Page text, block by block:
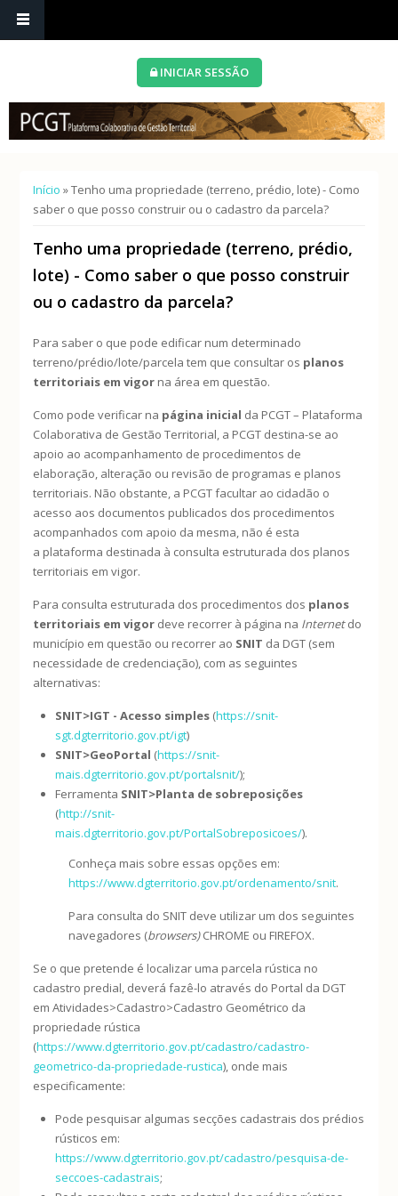
INICIAR SESSÃO
Está aqui
Início » Tenho uma propriedade (terreno, prédio, lote) - Como
saber o que posso construir ou o cadastro da parcela?
Tenho uma propriedade (terreno, prédio,
lote) - Como saber o que posso construir
ou o cadastro da parcela?
Para saber o que pode edificar num determinado
terreno/prédio/lote/parcela tem que consultar os planos
territoriais em vigor na área em questão.
Como pode verificar na página inicial da PCGT – Plataforma
Colaborativa de Gestão Territorial, a PCGT destina-se ao
apoio ao acompanhamento de procedimentos de
elaboração, alteração ou revisão de programas e planos
territoriais. Não obstante, a PCGT facultar ao cidadão o
acesso aos documentos publicados dos procedimentos
acompanhados com apoio da mesma, não é esta
a plataforma destinada à consulta estruturada dos planos
territoriais em vigor.
Para consulta estruturada dos procedimentos dos planos
territoriais em vigor deve recorrer à página na Internetdo
município em questão ou recorrer ao SNIT da DGT (sem
necessidade de credenciação), com as seguintes
alternativas:
SNIT>IGT - Acesso simples (https://snit-
sgt.dgterritorio.gov.pt/igt)
SNIT>GeoPortal (https://snit-
mais.dgterritorio.gov.pt/portalsnit/);
Ferramenta SNIT>Planta de sobreposições
(http://snit-
mais.dgterritorio.gov.pt/PortalSobreposicoes/).
Conheça mais sobre essas opções em:
https://www.dgterritorio.gov.pt/ordenamento/snit.
Para consulta do SNIT deve utilizar um dos seguintes
navegadores (browsers)CHROME ou FIREFOX.
Se o que pretende é localizar uma parcela rústica no
cadastro predial, deverá fazê-lo através do Portal da DGT
em Atividades>Cadastro>Cadastro Geométrico da
propriedade rústica
(https://www.dgterritorio.gov.pt/cadastro/cadastro-
geometrico-da-propriedade-rustica), onde mais
especificamente:
Pode pesquisar algumas secções cadastrais dos prédios
rústicos em:
https://www.dgterritorio.gov.pt/cadastro/pesquisa-de-
seccoes-cadastrais;